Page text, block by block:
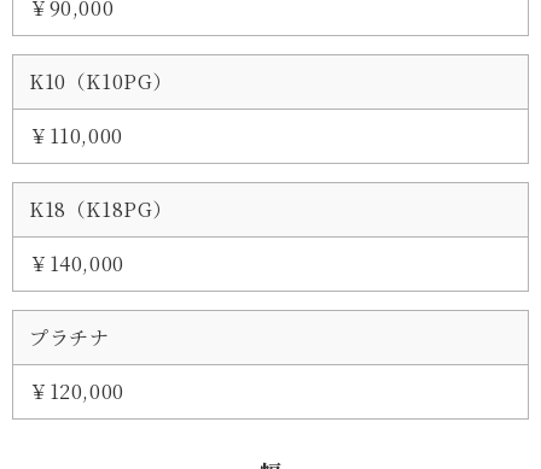
￥90,000
K10（K10PG）
￥110,000
K18（K18PG）
￥140,000
プラチナ
￥120,000